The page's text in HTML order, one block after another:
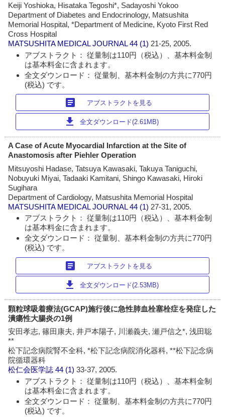
Keiji Yoshioka, Hisataka Tegoshi*, Sadayoshi Yokoo
Department of Diabetes and Endocrinology, Matsushita
Memorial Hospital, *Department of Medicine, Kyoto First Red
Cross Hospital
MATSUSHITA MEDICAL JOURNAL 44 (1) 21-25, 2005.
アブストラクト： 従量制は110円（税込）、基本料金制
は基本料金に含まれます。
全文ダウンロード： 従量制、基本料金制の方共に770円
(税込) です。
article アブストラクトを見る
download 全文ダウンロード(2.61MB)
A Case of Acute Myocardial Infarction at the Site of
Anastomosis after Piehler Operation
Mitsuyoshi Hadase, Tatsuya Kawasaki, Takuya Taniguchi,
Nobuyuki Miyai, Tadaaki Kamitani, Shingo Kawasaki, Hiroki
Sugihara
Department of Cardiology, Matsushita Memorial Hospital
MATSUSHITA MEDICAL JOURNAL 44 (1) 27-31, 2005.
アブストラクト： 従量制は110円（税込）、基本料金制
は基本料金に含まれます。
全文ダウンロード： 従量制、基本料金制の方共に770円
(税込) です。
article アブストラクトを見る
download 全文ダウンロード(2.53MB)
顆粒球吸着療法(GCAP)施行後に急性肺血栓塞栓症を発症した
潰瘍性大腸炎の1例
安田孝志, 篠田康夫, 井戸本陽子, 川瀬義夫, 瀬戸信之*, 浅田聡
**
松下記念病院腎不全科, *松下記念病院消化器科, **松下記念病
院循環器科
松仁会医学誌 44 (1)33-37, 2005.
アブストラクト： 従量制は110円（税込）、基本料金制
は基本料金に含まれます。
全文ダウンロード： 従量制、基本料金制の方共に770円
(税込) です。